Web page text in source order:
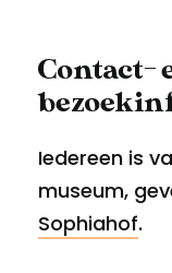
Contact-
Iedereen is
museum,
Sophiahof.